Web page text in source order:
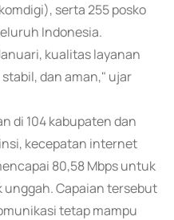
serta 255 posko
Indonesia.
kualitas layanan
dan aman," ujar
di 104 kabupaten dan
kecepatan internet
80,58 Mbps untuk
unggah. Capaian tersebut
tetap mampu